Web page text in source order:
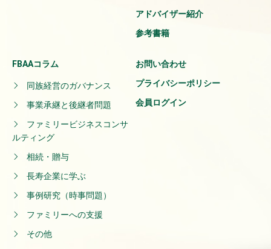
アドバイザー紹介
参考書籍
FBAAコラム
同族経営のガバナンス
事業承継と後継者問題
ファミリービジネスコンサ
ルティング
相続・贈与
長寿企業に学ぶ
事例研究（時事問題）
ファミリーへの支援
その他
お問い合わせ
プライバシーポリシー
会員ログイン